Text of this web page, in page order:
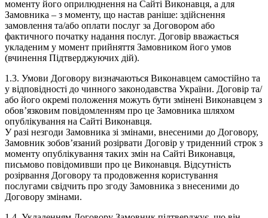
моменту його оприлюднення на Сайті Виконавця, а для
Замовника – з моменту, що настав раніше: здійснення
замовлення та/або оплати послуг за Договором або
фактичного початку надання послуг. Договір вважається
укладеним у момент прийняття Замовником його умов
(вчинення Підтверджуючих дій).
1.3. Умови Договору визначаються Виконавцем самостійно та
у відповідності до чинного законодавства України. Договір та/
або його окремі положення можуть бути змінені Виконавцем з
обов’язковим повідомленням про це Замовника шляхом
опублікування на Сайті Виконавця.
У разі незгоди Замовника зі змінами, внесеними до Договору,
Замовник зобов’язаний розірвати Договір у триденний строк з
моменту опублікування таких змін на Сайті Виконавця,
письмово повідомивши про це Виконавця. Відсутність
розірвання Договору та продовження користування
послугами свідчить про згоду Замовника з внесеними до
Договору змінами.